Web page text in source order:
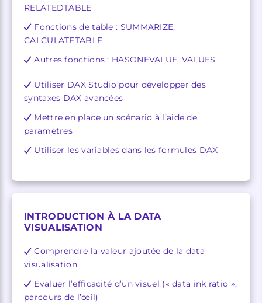
RELATEDTABLE
Fonctions de table : SUMMARIZE,
CALCULATETABLE
Autres fonctions : HASONEVALUE, VALUES
Utiliser DAX Studio pour développer des
syntaxes DAX avancées
Mettre en place un scénario à l’aide de
paramètres
Utiliser les variables dans les formules DAX
INTRODUCTION À LA DATA
VISUALISATION
Comprendre la valeur ajoutée de la data
visualisation
Evaluer l’efficacité d’un visuel (« data ink ratio »,
parcours de l’œil)